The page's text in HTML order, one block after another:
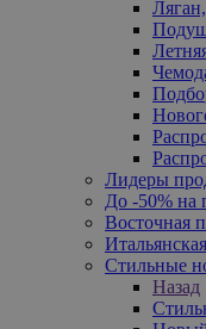
Лидеры
До -50% на
Восточная
Стильные
Назад